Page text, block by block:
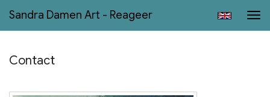
Sandra Damen Art - Reageer
Contact